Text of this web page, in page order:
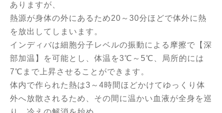
ありますが、
熱源が身体の外にあるため20 ～ 30分ほどで体外に熱
を放出して しまいます。
インディバは細胞分子レベルの振動による摩擦で【深
部加温】を可能 とし、体温を3℃～ 5℃、局所的には
7℃まで上昇させることができます。
体内で作られた熱は3 ～ 4時間ほどかけてゆっくり体
外へ放散される ため、その間に温かい血液が全身を巡